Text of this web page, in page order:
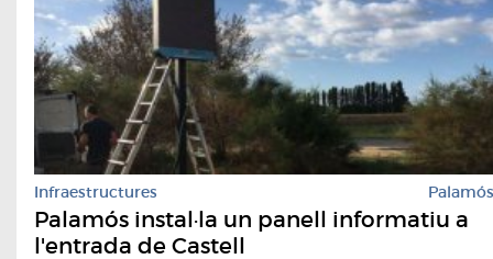
Infraestructures Palamós
Palamós instal·la un panell informatiu a
l'entrada de Castell